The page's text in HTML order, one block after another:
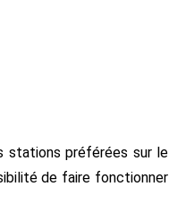
stations préférées sur le
de faire fonctionner